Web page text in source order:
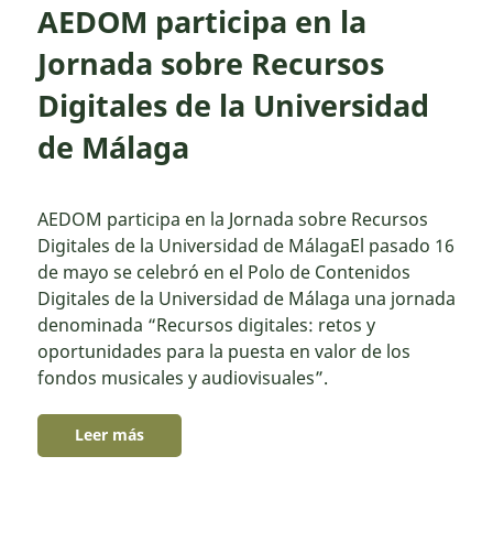
AEDOM participa en la
Jornada sobre Recursos
Digitales de la Universidad
de Málaga
AEDOM participa en la Jornada sobre Recursos
Digitales de la Universidad de MálagaEl pasado 16
de mayo se celebró en el Polo de Contenidos
Digitales de la Universidad de Málaga una jornada
denominada “Recursos digitales: retos y
oportunidades para la puesta en valor de los
fondos musicales y audiovisuales”.
Leer más